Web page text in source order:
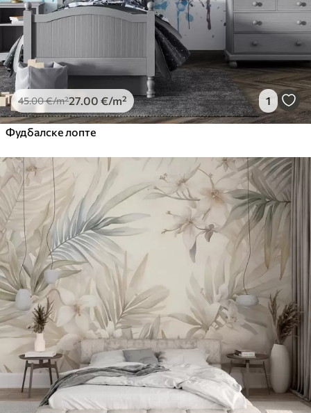
45.00€/m²27.00 €/m² 1
Фудбалске лопте